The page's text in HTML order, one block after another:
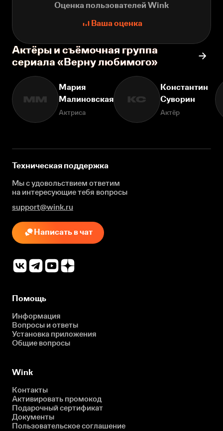
Оценка пользователей Wink
Ваша оценка
Актёры и съёмочная группа
сериала «Верну любимого»
ММ
Мария
Малиновская
Актриса
КС
Константин
Суворин
Актёр
Техническая поддержка
Мы с удовольствием ответим
на интересующиетебя вопросы
support@wink.ru
Написать в чат
Помощь
Информация
Вопросы и ответы
Установка приложения
Общие вопросы
Wink
Контакты
Активировать промокод
Подарочный сертификат
Документы
Пользовательское соглашение